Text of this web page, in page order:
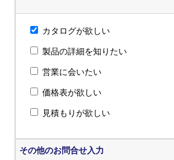
カタログが欲しい
製品の詳細を知りたい
営業に会いたい
価格表が欲しい
見積もりが欲しい
その他のお問合せ入力